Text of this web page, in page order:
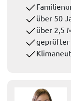
über 50
über 2,5